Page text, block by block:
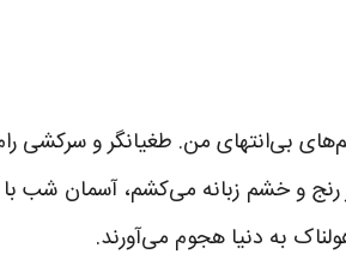
بی‌انتهای من. طغیانگر و سرکشی
رنج و خشم زبانه می‌کشم، آسمان شب
به دنیا هجوم می‌آورند.